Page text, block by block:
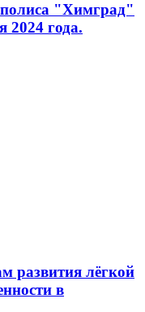
"Химград"
2024 года.
развития лёгкой
в